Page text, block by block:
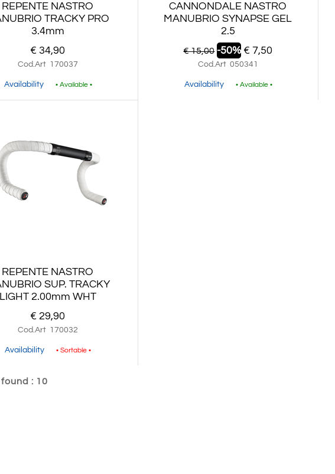
REPENTE NASTRO
TRACKY PRO
3.4mm
€ 34,90
Cod.Art 170037
Availability • Available •
CANNONDALE NASTRO
MANUBRIO SYNAPSE GEL
2.5
€ 15,00 -50% € 7,50
Cod.Art 050341
Availability • Available •
REPENTE NASTRO
SUP. TRACKY
2.00mm WHT
€ 29,90
Cod.Art 170032
Availability • Sortable •
: 10